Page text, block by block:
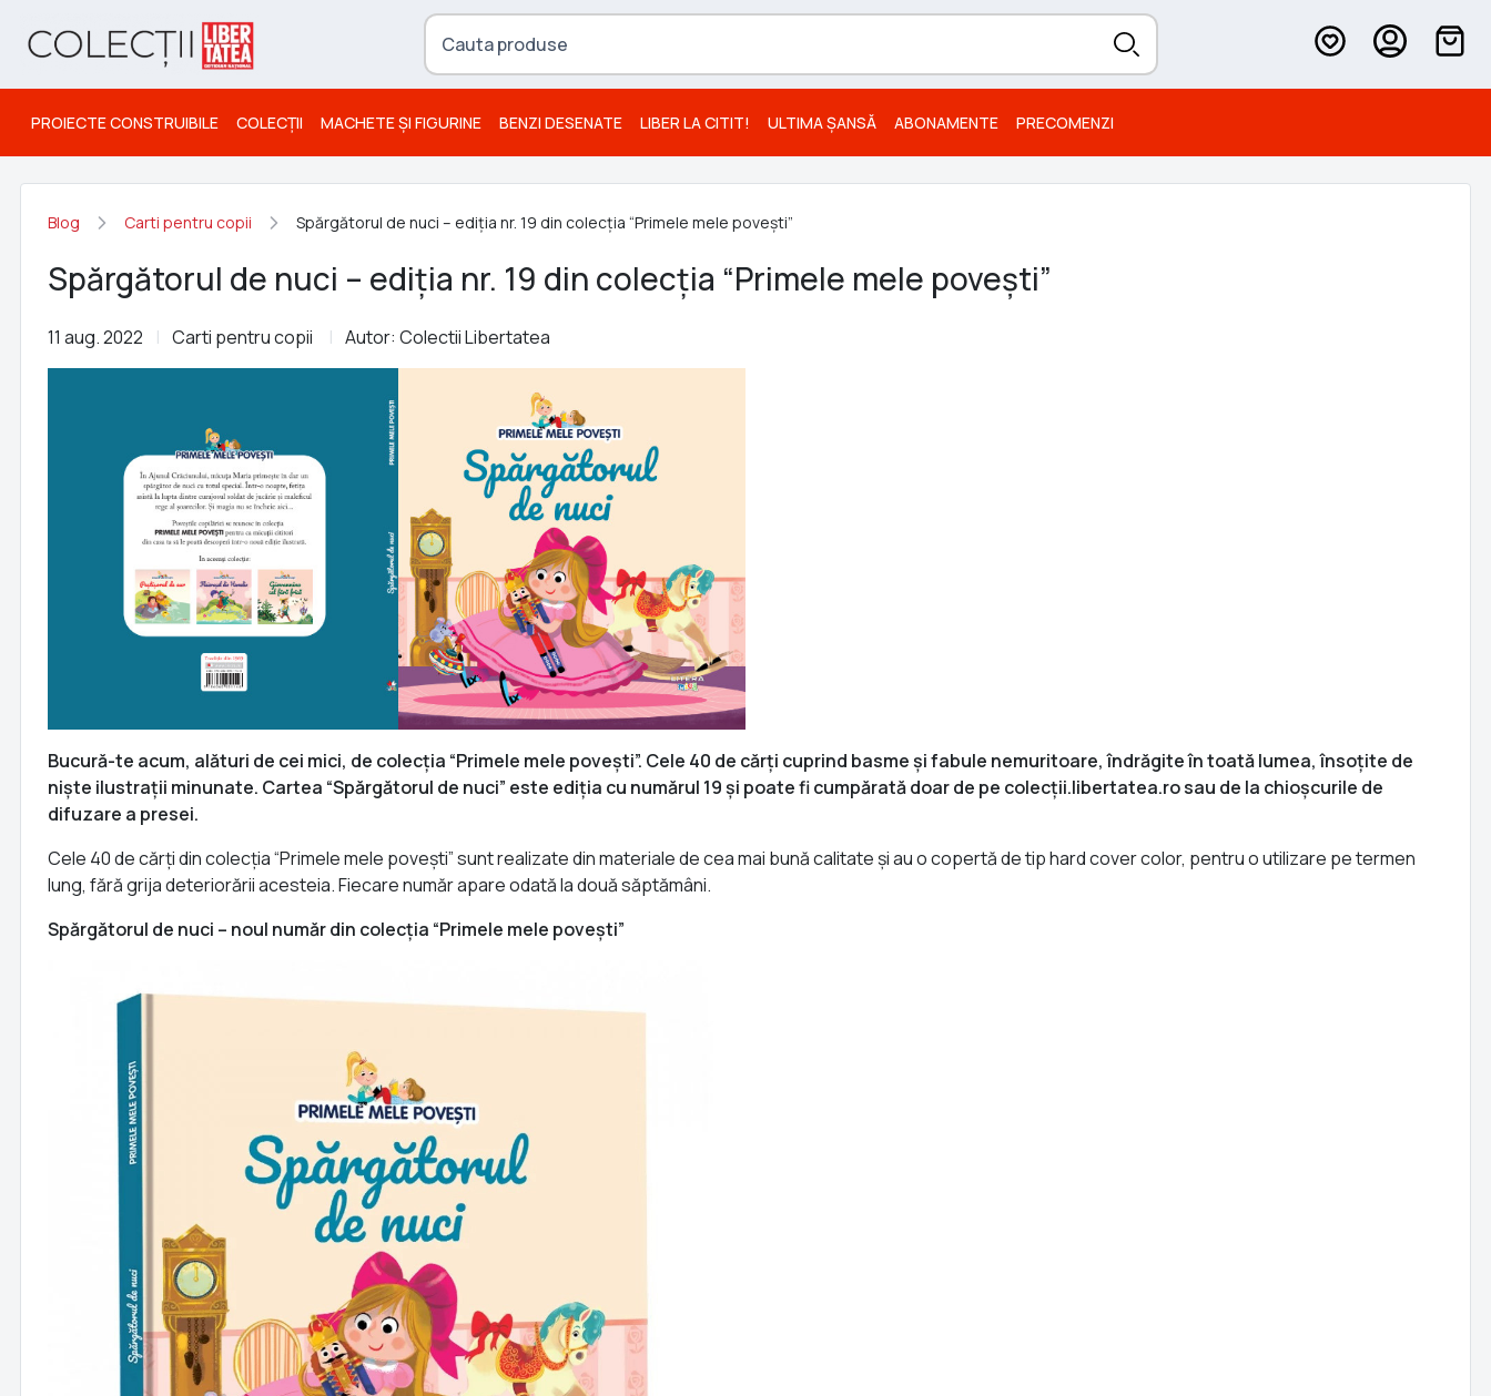
PROIECTE CONSTRUIBILE COLECȚII MACHETE ȘI FIGURINE BENZI DESENATE LIBER LA CITIT! ULTIMA ȘANSĂ ABONAMENTE PRECOMENZI
Blog Carti pentru copii Spărgătorul de nuci – ediția nr. 19 din colecția “Primele mele povești”
Spărgătorul de nuci – ediția nr. 19 din colecția “Primele mele povești”
11 aug. 2022 Carti pentru copii Autor: Colectii Libertatea
Bucură-te acum, alături de cei mici, de colecția “Primele mele povești”. Cele 40 de cărți cuprind basme și fabule nemuritoare, îndrăgite în toată lumea, însoțite de
niște ilustrații minunate. Cartea “Spărgătorul de nuci” este ediția cu numărul 19 și poate fi cumpărată doar de pe colecții.libertatea.ro sau de la chioșcurile de
difuzare a presei.
Cele 40 de cărți din colecția “Primele mele povești” sunt realizate din materiale de cea mai bună calitate și au o copertă de tip hard cover color, pentru o utilizare pe termen
lung, fără grija deteriorării acesteia. Fiecare număr apare odată la două săptămâni.
Spărgătorul de nuci – noul număr din colecția “Primele mele povești”